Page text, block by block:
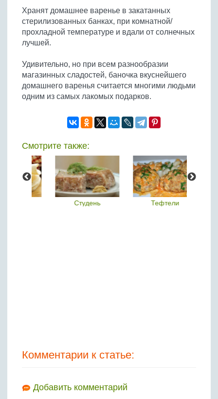
Хранят домашнее варенье в закатанных
стерилизованных банках, при комнатной/
прохладной температуре и вдали от солнечных
лучшей.
Удивительно, но при всем разнообразии
магазинных сладостей, баночка вкуснейшего
домашнего варенья считается многими людьми
одним из самых лакомых подарков.
Смотрите также:
Студень Тефтели
Комментарии к статье:
Добавить комментарий